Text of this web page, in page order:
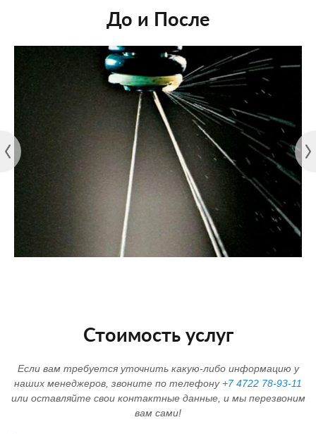
До и После
Стоимость услуг
Если вам требуется уточнить какую-либо информацию у
наших менеджеров, звоните по телефону+7 4722 78-93-11
или оставляйте свои контактные данные, и мы перезвоним
вам сами!